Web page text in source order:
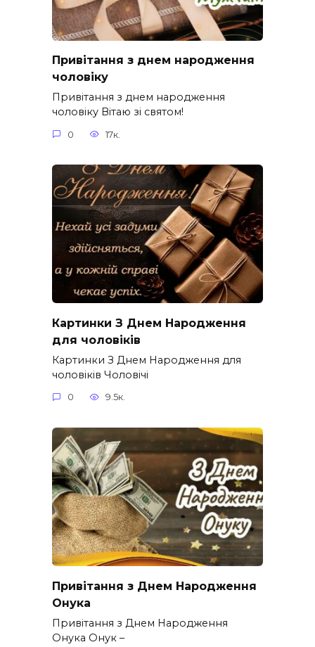
Привітання з днем народження
чоловіку
Привітання з днем народження
чоловіку Вітаю зі святом!
0 17к.
Картинки З Днем Народження
для чоловіків​
Картинки З Днем Народження для
чоловіків​ Чоловічі
0 9.5к.
Привітання з Днем Народження
Онука
Привітання з Днем Народження
Онука Онук –